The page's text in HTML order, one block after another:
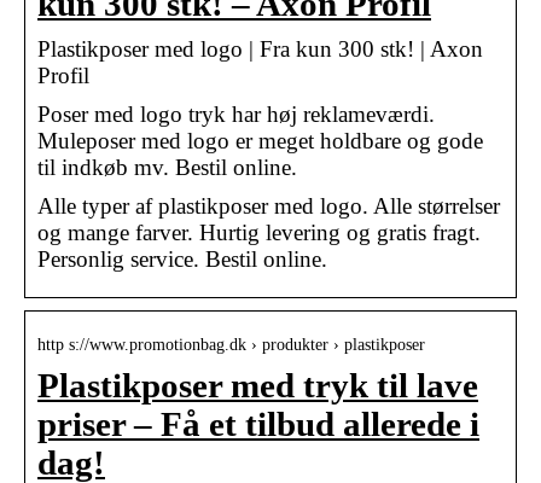
Plastikposer med logo | Fra kun 300 stk! | Axon
Profil
Poser med logo tryk har høj reklameværdi.
Muleposer med logo er meget holdbare og gode
til indkøb mv. Bestil online.
Alle typer af plastikposer med logo. Alle størrelser
og mange farver. Hurtig levering og gratis fragt.
Personlig service. Bestil online.
http s://www.promotionbag.dk › produkter › plastikposer
Plastikposer med tryk til lave
priser – Få et tilbud allerede i
dag!